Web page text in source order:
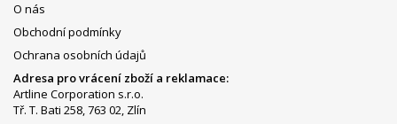
O nás
Obchodní podmínky
Ochrana osobních údajů
Adresa pro vrácení zboží a reklamace:
Artline Corporation s.r.o.
Tř. T. Bati 258, 763 02, Zlín